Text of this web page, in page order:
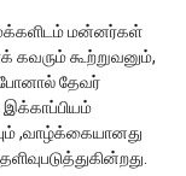
மக்களிடம் மன்னர்கள்
கவரும் கூற்றுவனும்,
தேவர்
இக்காப்பியம்
,வாழ்க்கையானது